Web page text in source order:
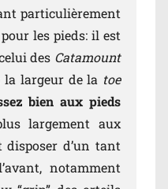
particulièrement
les pieds: il est
des Catamount
la largeur de la toe
bien aux pieds
largement aux
disposer d’un tant
notamment